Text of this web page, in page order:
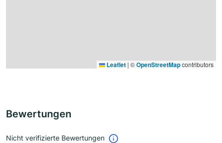
Leaflet | ©OpenStreetMapcontributors
Bewertungen
Nicht verifizierte Bewertungen